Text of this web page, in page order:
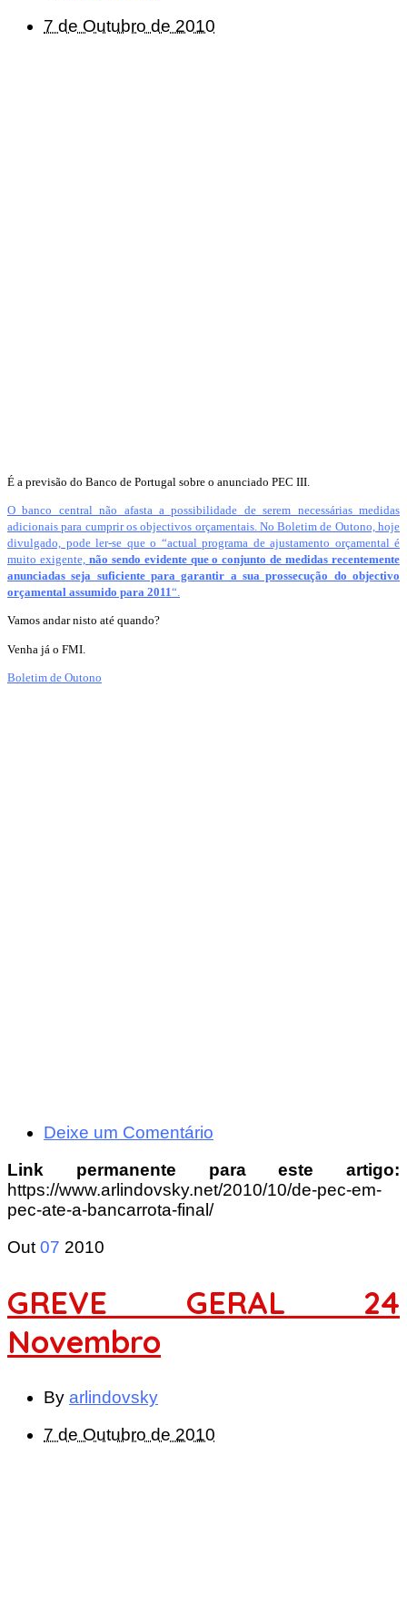
7 de Outubro de 2010
É a previsão do Banco de Portugal sobre o anunciado PEC III.
O banco central não afasta a possibilidade de serem necessárias medidas
adicionais para cumprir os objectivos orçamentais. No Boletim de Outono, hoje
divulgado, pode ler-se que o “actual programa de ajustamento orçamental é
muito exigente, não sendo evidente que o conjunto de medidas recentemente
anunciadas seja suficiente para garantir a sua prossecução do objectivo
orçamental assumido para 2011“.
Vamos andar nisto até quando?
Venha já o FMI.
Boletim de Outono
Deixe um Comentário
Link permanente para este artigo:
https://www.arlindovsky.net/2010/10/de-pec-em-
pec-ate-a-bancarrota-final/
Out 07 2010
GREVE GERAL 24
Novembro
By arlindovsky
7 de Outubro de 2010